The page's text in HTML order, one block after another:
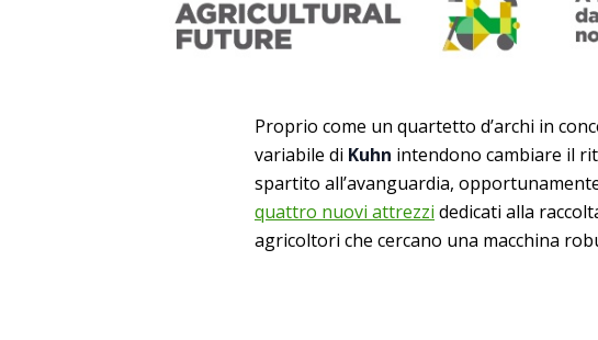
Proprio come un quartetto d’archi in
variabile di Kuhn intendono cambiare il
spartito all’avanguardia,
quattro nuovi attrezzi dedicati alla
agricoltori che cercano una macchina